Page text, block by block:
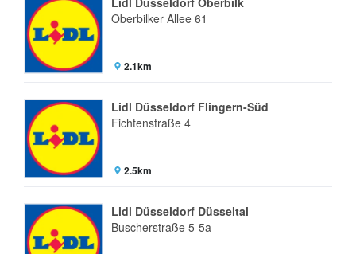
Oberbilker Allee 61
2.1km
Lidl Düsseldorf Flingern-Süd
Fichtenstraße 4
2.5km
Lidl Düsseldorf Düsseltal
Buscherstraße 5-5a